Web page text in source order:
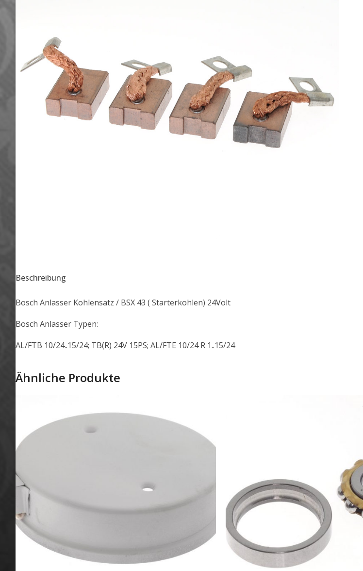
Beschreibung
Bosch Anlasser Kohlensatz / BSX 43 ( Starterkohlen) 24Volt
Bosch Anlasser Typen:
AL/FTB 10/24..15/24; TB(R) 24V 15PS; AL/FTE 10/24 R 1..15/24
Ähnliche Produkte